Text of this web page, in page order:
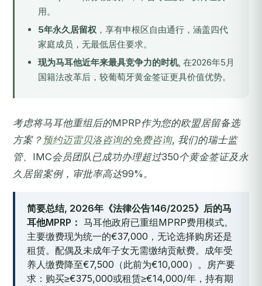
用。
5年永久居留权 ，享有申根区自由通行，涵盖四代
家庭成员，无最低居住要求。
现为马耳他近年来最具竞争力的时机, 在2026年5月
国籍法改革后，较葡萄牙黄金签证更具价值优势。
考虑将马耳他重组后的MPRP作为您的欧盟居留备选
方案？ 预约迈雷贝洛咨询的免费咨询, 我们的瑞士监
管、IMC会员团队已成功办理超过350个黄金签证及永
久居留案例，审批率高达99%。
简要总结, 2026年《法律公告146/2025》后的马
耳他MPRP： 马耳他政府已重组MPRP费用模式。
主要缴费现为统一的€37,000，无论选择购房还是
租赁。配偶及未成年子女无需缴纳贡献费。成年受
养人缴费降至€7,500（此前为€10,000）。房产要
求：购买≥€375,000或租赁≥€14,000/年，持有期